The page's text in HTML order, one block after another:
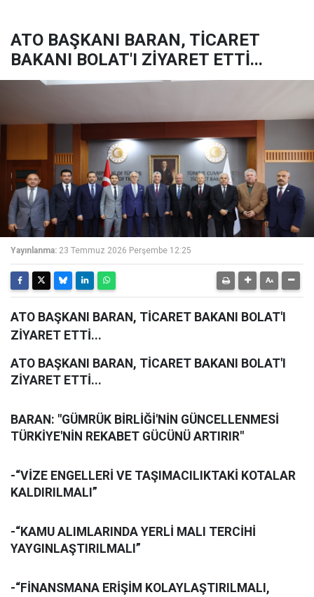
ATO BAŞKANI BARAN, TİCARET
BAKANI BOLAT'I ZİYARET ETTİ...
Yayınlanma: 23 Temmuz 2026 Perşembe 12:25
ATO BAŞKANI BARAN, TİCARET BAKANI BOLAT'I
ZİYARET ETTİ...
ATO BAŞKANI BARAN, TİCARET BAKANI BOLAT'I
ZİYARET ETTİ...
BARAN: "GÜMRÜK BİRLİĞİ'NİN GÜNCELLENMESİ
TÜRKİYE'NİN REKABET GÜCÜNÜ ARTIRIR"
-“VİZE ENGELLERİ VE TAŞIMACILIKTAKİ KOTALAR
KALDIRILMALI”
-“KAMU ALIMLARINDA YERLİ MALI TERCİHİ
YAYGINLAŞTIRILMALI”
-“FİNANSMANA ERİŞİM KOLAYLAŞTIRILMALI,